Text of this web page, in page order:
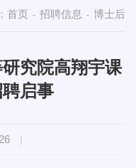
首页 - 招聘信息 - 博士后
究院高翔宇课
启事
|